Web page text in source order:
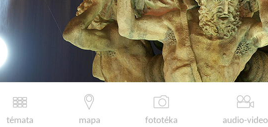
témata mapa fototéka audio-video